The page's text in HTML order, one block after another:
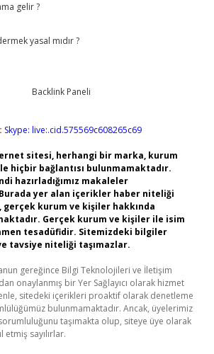
gelir ?
yasal mıdır ?
Skype: live:.cid.575569c608265c69
sitesi, herhangi bir marka, kurum
hiçbir bağlantısı bulunmamaktadır.
hazırladığımız makaleler
yer alan içerikler haber niteliği
gerçek kurum ve kişiler hakkında
Gerçek kurum ve kişiler ile isim
tesadüfidir. Sitemizdeki bilgiler
tavsiye niteliği taşımazlar.
gereğince Bilgi Teknolojileri ve İletişim
onaylanmış bir Yer Sağlayıcı olarak hizmet
sitedeki içerikleri proaktif olarak denetleme
bulunmamaktadır. Ancak, üyelerimiz
taşımakta olup, siteye üye olarak
sayılırlar.